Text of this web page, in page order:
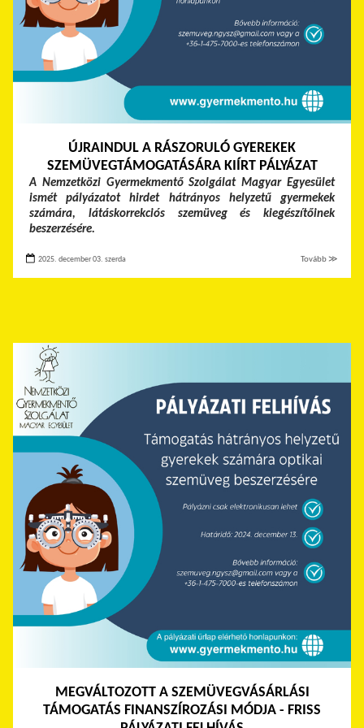
ÚJRAINDUL A RÁSZORULÓ GYEREKEK
SZEMÜVEGTÁMOGATÁSÁRA KIÍRT PÁLYÁZAT
A Nemzetközi Gyermekmentő Szolgálat Magyar Egyesület
ismét pályázatot hirdet hátrányos helyzetű gyermekek
számára, látáskorrekciós szemüveg és kiegészítőinek
beszerzésére.
2025. december 03. szerda Tovább ≫
MEGVÁLTOZOTT A SZEMÜVEGVÁSÁRLÁSI
TÁMOGATÁS FINANSZÍROZÁSI MÓDJA - FRISS